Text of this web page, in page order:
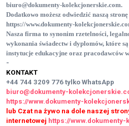
biuro@dokumenty-kolekcjonerskie.com.
Dodatkowo możesz odwiedzić naszą
https://www.dokumenty-
Nasza firma to synonim rzetelności,
wykonania świadectw i dyplomów, które
instytucje edukacyjne oraz pracodawców
-
KONTAKT
+44 744 3209 776 tylko WhatsApp
biuro@dokumenty-
https://www.dokumenty-
lub Czat na żywo na dole naszej
internetowej https://